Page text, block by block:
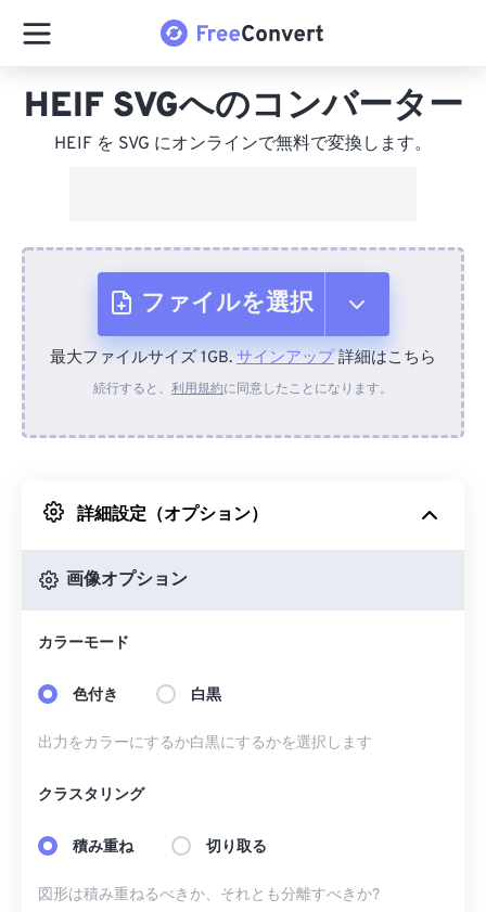
HEIF SVGへのコンバーター
HEIF を SVG にオンラインで無料で変換します。
ファイルを選択
デバイスから
Googleドライブから
最大ファイルサイズ 1GB. サインアップ詳細はこちら
続行すると、 利用規約に同意したことになります。
詳細設定（オプション）
画像オプション
カラーモード
色付き 白黒
出力をカラーにするか白黒にするかを選択します
クラスタリング
積み重ね 切り取る
図形は積み重ねるべきか、それとも分離すべきか?